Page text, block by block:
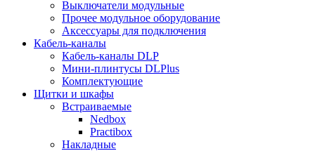
Выключатели модульные
Прочее модульное оборудование
Аксессуары для подключения
Кабель-каналы
Кабель-каналы DLP
Мини-плинтусы DLPlus
Комплектующие
Щитки и шкафы
Встраиваемые
Nedbox
Practibox
Накладные